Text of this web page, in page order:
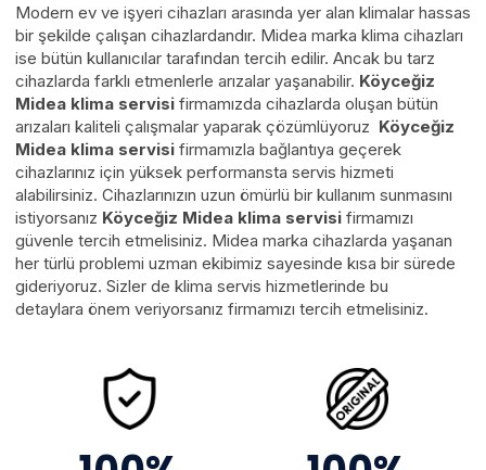
Modern ev ve işyeri cihazları arasında yer alan klimalar hassas
bir şekilde çalışan cihazlardandır. Midea marka klima cihazları
ise bütün kullanıcılar tarafından tercih edilir. Ancak bu tarz
cihazlarda farklı etmenlerle arızalar yaşanabilir. Köyceğiz
Midea klima servisi firmamızda cihazlarda oluşan bütün
arızaları kaliteli çalışmalar yaparak çözümlüyoruz Köyceğiz
Midea klima servisi firmamızla bağlantıya geçerek
cihazlarınız için yüksek performansta servis hizmeti
alabilirsiniz. Cihazlarınızın uzun ömürlü bir kullanım sunmasını
istiyorsanız Köyceğiz Midea klima servisi firmamızı
güvenle tercih etmelisiniz. Midea marka cihazlarda yaşanan
her türlü problemi uzman ekibimiz sayesinde kısa bir sürede
gideriyoruz. Sizler de klima servis hizmetlerinde bu
detaylara önem veriyorsanız firmamızı tercih etmelisiniz.